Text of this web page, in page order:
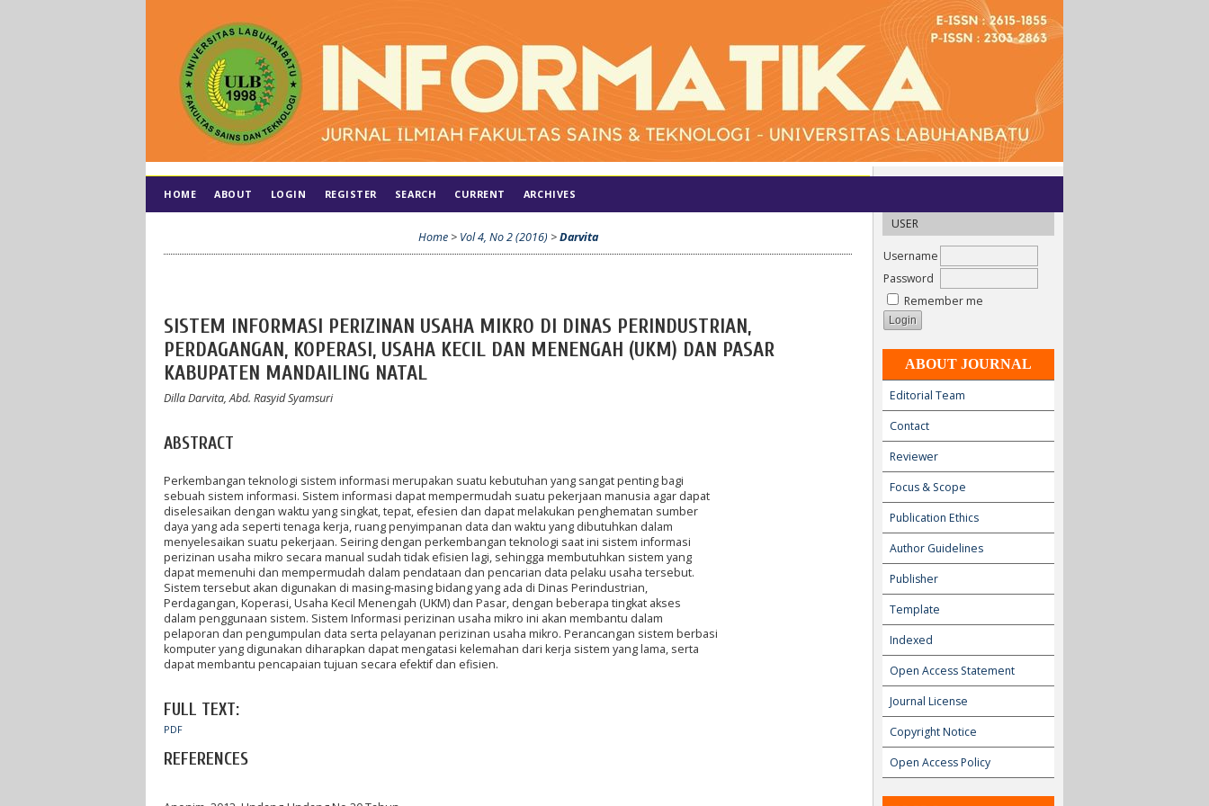
USER
Username
Password
Remember me
ABOUT JOURNAL
Editorial Team
Contact
Reviewer
Focus & Scope
Publication Ethics
Author Guidelines
Publisher
Template
Indexed
Open Access Statement
Journal License
Copyright Notice
Open Access Policy
HOME ABOUT LOGIN REGISTER SEARCH CURRENT ARCHIVES
Home> Vol 4, No 2 (2016) >Darvita
SISTEM INFORMASI PERIZINAN USAHA MIKRO DI DINAS PERINDUSTRIAN,
PERDAGANGAN, KOPERASI, USAHA KECIL DAN MENENGAH (UKM) DAN PASAR
KABUPATEN MANDAILING NATAL
Dilla Darvita, Abd. Rasyid Syamsuri
ABSTRACT
Perkembangan teknologi sistem informasi merupakan suatu kebutuhan yang sangat penting bagi
sebuah sistem informasi. Sistem informasi dapat mempermudah suatu pekerjaan manusia agar dapat
diselesaikan dengan waktu yang singkat, tepat, efesien dan dapat melakukan penghematan sumber
daya yang ada seperti tenaga kerja, ruang penyimpanan data dan waktu yang dibutuhkan dalam
menyelesaikan suatu pekerjaan. Seiring dengan perkembangan teknologi saat ini sistem informasi
perizinan usaha mikro secara manual sudah tidak efisien lagi, sehingga membutuhkan sistem yang
dapat memenuhi dan mempermudah dalam pendataan dan pencarian data pelaku usaha tersebut.
Sistem tersebut akan digunakan di masing-masing bidang yang ada di Dinas Perindustrian,
Perdagangan, Koperasi, Usaha Kecil Menengah (UKM) dan Pasar, dengan beberapa tingkat akses
dalam penggunaan sistem. Sistem Informasi perizinan usaha mikro ini akan membantu dalam
pelaporan dan pengumpulan data serta pelayanan perizinan usaha mikro. Perancangan sistem berbasi
komputer yang digunakan diharapkan dapat mengatasi kelemahan dari kerja sistem yang lama, serta
dapat membantu pencapaian tujuan secara efektif dan efisien.
FULL TEXT:
PDF
REFERENCES